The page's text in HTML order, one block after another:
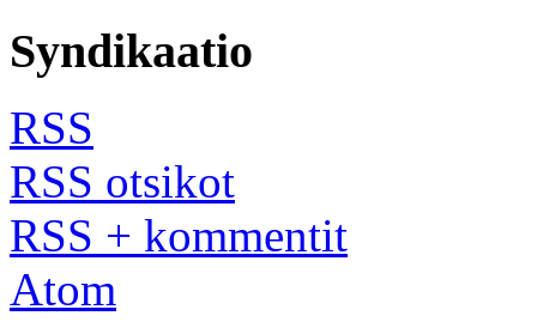
Syndikaatio
RSS
RSS otsikot
RSS + kommentit
Atom